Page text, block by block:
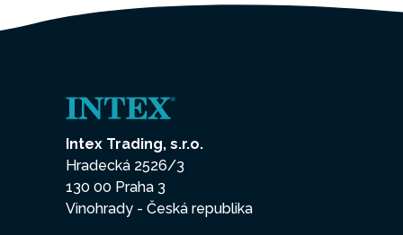
Intex Trading, s.r.o.
Hradecká 2526/3
130 00 Praha 3
Vinohrady - Česká republika